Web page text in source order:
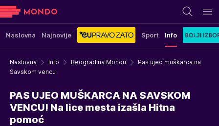
Naslovna Najnovije Sport Info
Naslovna Info Beograd na Mondu
Pas ujeo muškarca na
Savskom vencu
PAS UJEO MUŠKARCA NA SAVSKOM
VENCU! Na lice mesta izašla Hitna
pomoć